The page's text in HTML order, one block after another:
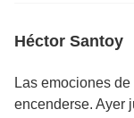
Héctor Santoy
Las emociones de
encenderse. Ayer